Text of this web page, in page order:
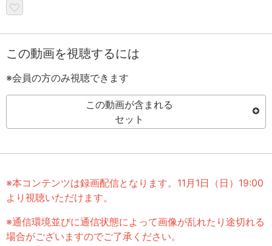
この動画を視聴するには
※会員の方のみ視聴できます
この動画が含まれる
セット
※本コンテンツは録画配信となります。11月1日（日）19:00
より視聴いただけます。
※通信環境並びに通信状態によって画像が乱れたり途切れる
場合がございますのでご了承ください。